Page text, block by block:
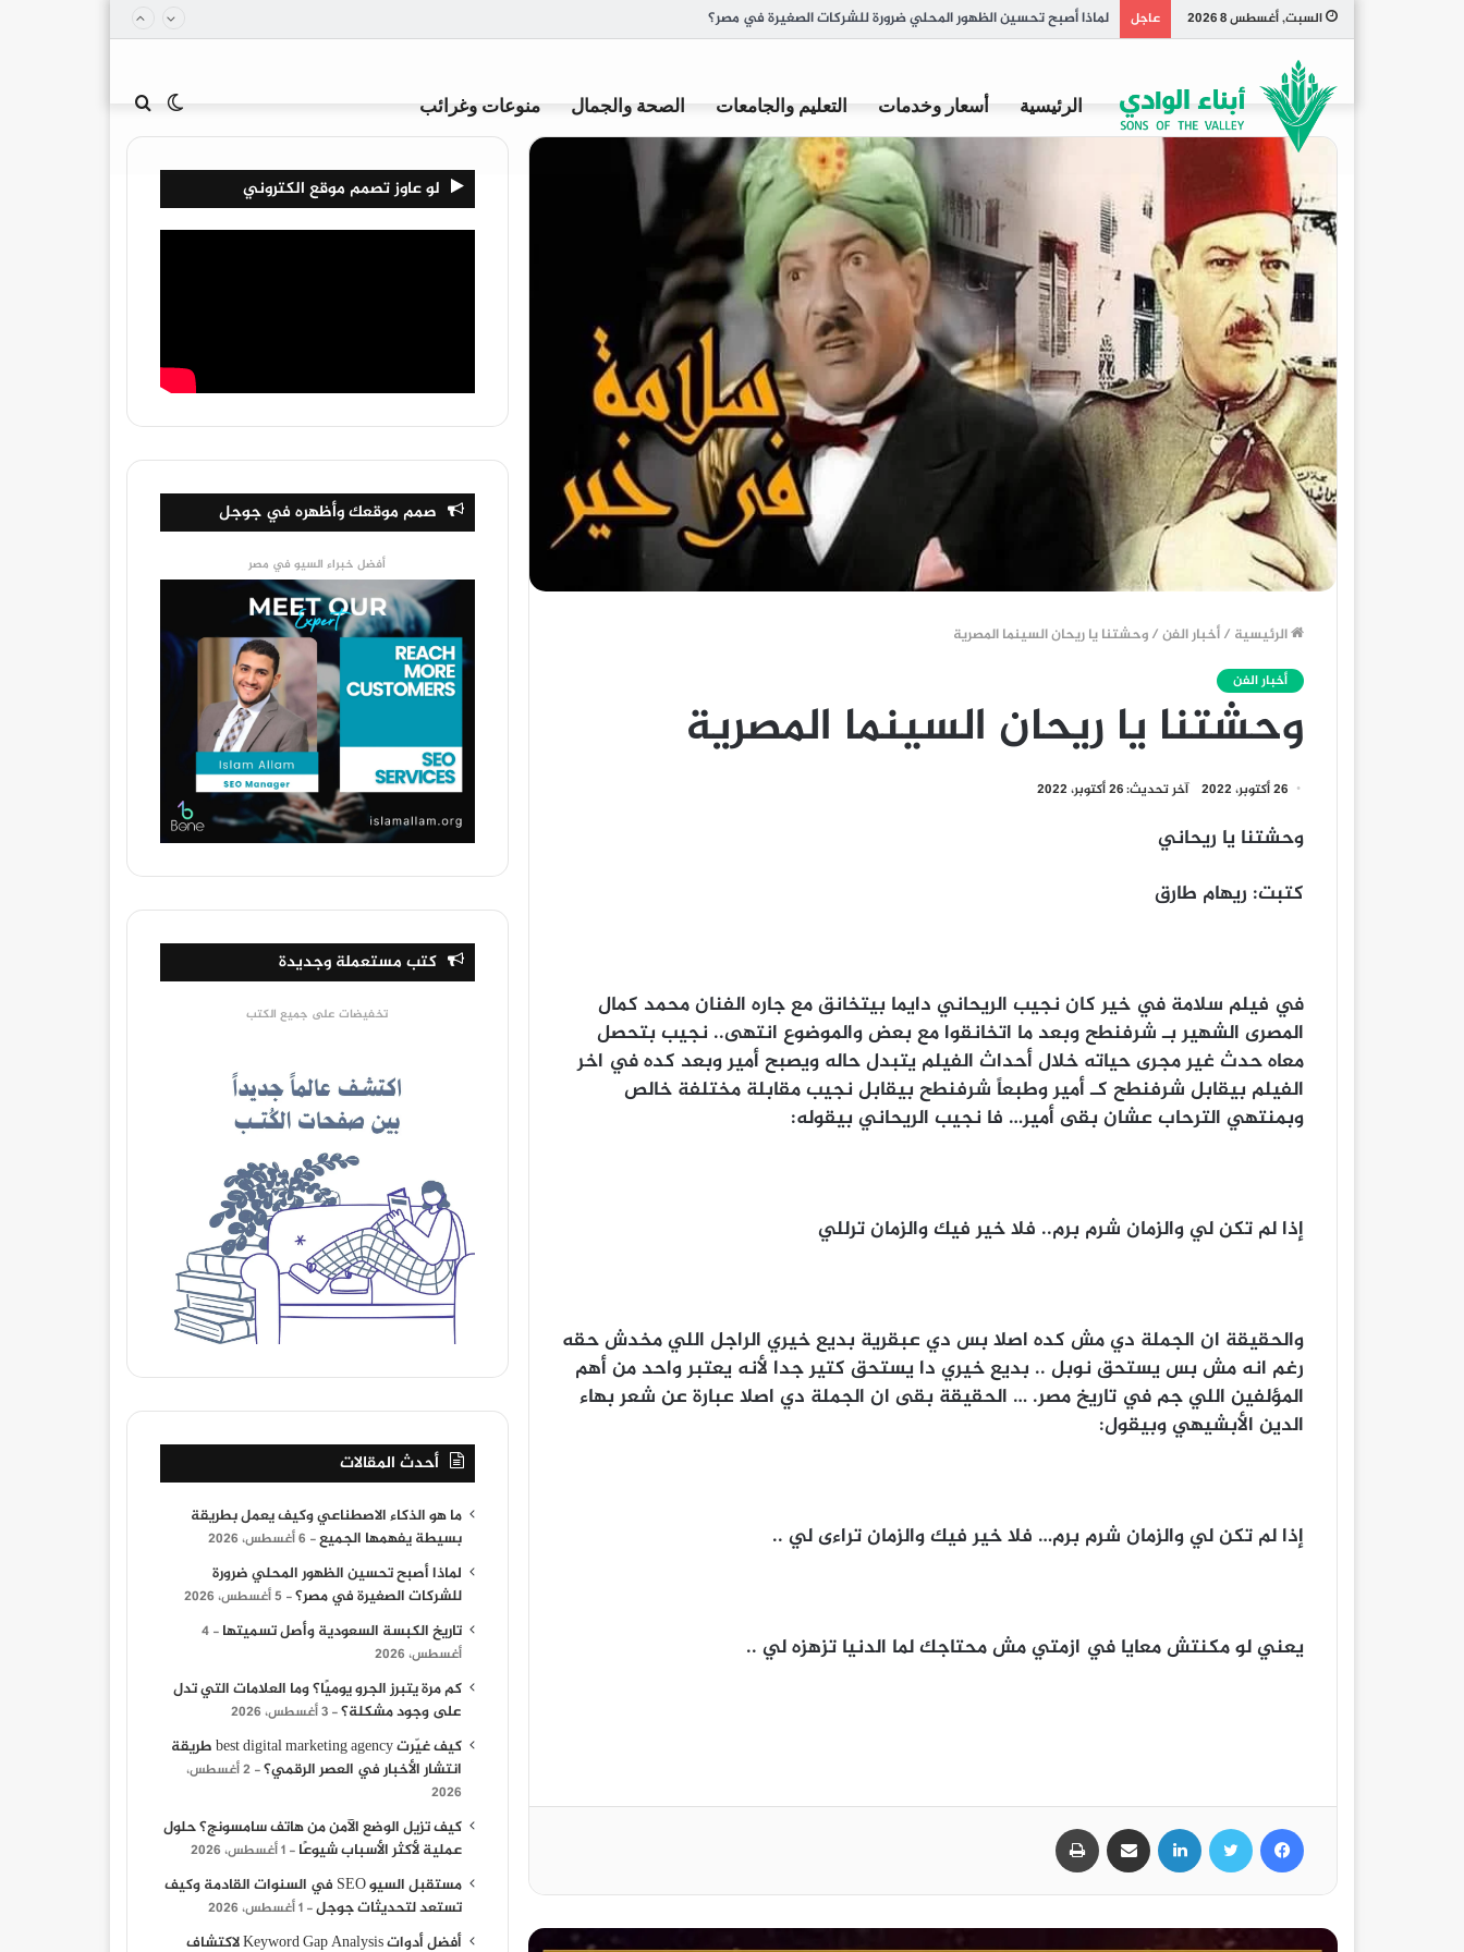
السبت, أغسطس 8 2026 عاجل تاريخ الكبسة السعودية وأصل تسميتها
الرئيسية أسعار وخدمات التعليم والجامعات الصحة والجمال منوعات وغرائب الوضع
الرئيسية /أخبار الفن/وحشتنا يا ريحان السينما المصرية
أخبار الفن
وحشتنا يا ريحان السينما المصرية
26 أكتوبر، 2022 آخر تحديث: 26 أكتوبر، 2022
وحشتنا يا ريحاني
كتبت: ريهام طارق
في فيلم سلامة في خير كان نجيب الريحاني دايما بيتخانق مع جاره الفنان محمد كمال
المصرى الشهير بـ شرفنطح وبعد ما اتخانقوا مع بعض والموضوع انتهى.. نجيب بتحصل
معاه حدث غير مجرى حياته خلال أحداث الفيلم يتبدل حاله ويصبح أمير وبعد كده في اخر
الفيلم بيقابل شرفنطح كـ أمير وطبعاً شرفنطح بيقابل نجيب مقابلة مختلفة خالص
وبمنتهي الترحاب عشان بقى أمير… فا نجيب الريحاني بيقوله:
إذا لم تكن لي والزمان شرم برم.. فلا خير فيك والزمان ترللي
والحقيقة ان الجملة دي مش كده اصلا بس دي عبقرية بديع خيري الراجل اللي مخدش حقه
رغم انه مش بس يستحق نوبل .. بديع خيري دا يستحق كتير جدا لأنه يعتبر واحد من أهم
المؤلفين اللي جم في تاريخ مصر. … الحقيقة بقى ان الجملة دي اصلا عبارة عن شعر بهاء
الدين الأبشيهي وبيقول:
إذا لم تكن لي والزمان شرم برم… فلا خير فيك والزمان تراءى لي ..
يعني لو مكنتش معايا في ازمتي مش محتاجك لما الدنيا تزهزه لي ..
لو عاوز تصمم موقع الكتروني
صمم موقعك وأظهره في جوجل
أفضل خبراء السيو في مصر
كتب مستعملة وجديدة
تخفيضات على جميع الكتب
أحدث المقالات
ما هو الذكاء الاصطناعي وكيف يعمل بطريقة
بسيطة يفهمها الجميع
6 أغسطس، 2026
لماذا أصبح تحسين الظهور المحلي ضرورة
للشركات الصغيرة في مصر؟
5 أغسطس، 2026
تاريخ الكبسة السعودية وأصل تسميتها
4
أغسطس، 2026
كم مرة يتبرز الجرو يوميًا؟ وما العلامات التي تدل
على وجود مشكلة؟
3 أغسطس، 2026
كيف غيّرت best digital marketing agency طريقة
انتشار الأخبار في العصر الرقمي؟
2 أغسطس،
2026
كيف تزيل الوضع الآمن من هاتف سامسونج؟ حلول
عملية لأكثر الأسباب شيوعًا
1 أغسطس، 2026
مستقبل السيو SEO في السنوات القادمة وكيف
تستعد لتحديثات جوجل
1 أغسطس، 2026
أفضل أدوات Keyword Gap Analysis لاكتشاف